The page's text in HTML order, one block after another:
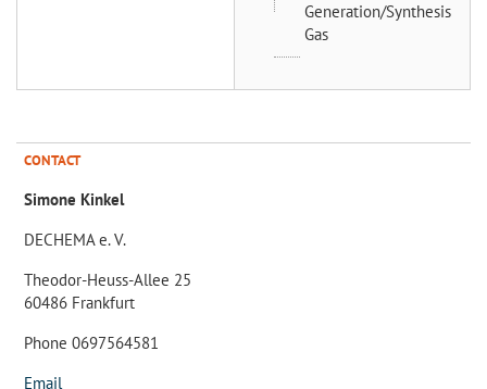
Generation/Synthesis
Gas
CONTACT
Simone Kinkel
DECHEMA e. V.
Theodor-Heuss-Allee 25
60486 Frankfurt
Phone 0697564581
Email